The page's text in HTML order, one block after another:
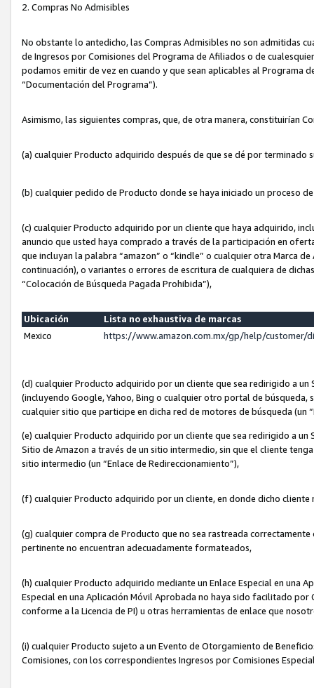
2. Compras No Admisibles
No obstante lo antedicho, las Compras Admisibles no son admitidas
de Ingresos por Comisiones del Programa de Afiliados o de
podamos emitir de vez en cuando y que sean aplicables al Programa
“Documentación del Programa”).
Asimismo, las siguientes compras, que, de otra manera, constituirían
(a) cualquier Producto adquirido después de que se dé por terminado
(b) cualquier pedido de Producto donde se haya iniciado un proceso
(c) cualquier Producto adquirido por un cliente que haya adquirido,
anuncio que usted haya comprado a través de la participación en
que incluyan la palabra “amazon” o “kindle” o cualquier otra Marca
continuación), o variantes o errores de escritura de cualquiera de
“Colocación de Búsqueda Pagada Prohibida”),
Ubicación
Lista no exhaustiva de marcas
Mexico
https://www.amazon.com.mx/gp/help/customer/
(d) cualquier Producto adquirido por un cliente que sea redirigido a
(incluyendo Google, Yahoo, Bing o cualquier otro portal de
cualquier sitio que participe en dicha red de motores de búsqueda (un
(e) cualquier Producto adquirido por un cliente que sea redirigido a un
Sitio de Amazon a través de un sitio intermedio, sin que el cliente
sitio intermedio (un “Enlace de Redireccionamiento”),
(f) cualquier Producto adquirido por un cliente, en donde dicho
(g) cualquier compra de Producto que no sea rastreada
pertinente no encuentran adecuadamente formateados,
(h) cualquier Producto adquirido mediante un Enlace Especial en una
Especial en una Aplicación Móvil Aprobada no haya sido facilitado
conforme a la Licencia de PI) u otras herramientas de enlace que
(i) cualquier Producto sujeto a un Evento de Otorgamiento de
Comisiones, con los correspondientes Ingresos por Comisiones